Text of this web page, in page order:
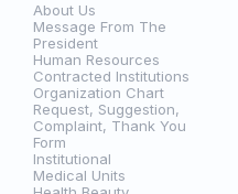
About Us
Message From The
President
Human Resources
Contracted Institutions
Organization Chart
Request, Suggestion,
Complaint, Thank You
Form
Institutional
Medical Units